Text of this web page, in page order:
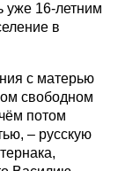
уже 16-летним
в
с матерью
свободном
потом
– русскую